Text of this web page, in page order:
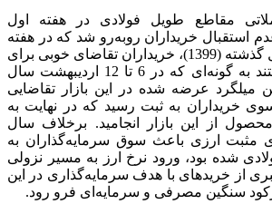
مقاطع طویل فولادی در هفته اول
استقبال خریداران روبه‌رو شد که در هفته
ابتدایی اردیبهشت سال گذشته (1399)، خریداران تقاضای خوبی برای
خرید از این بازار داشتند به گونه‌ای که در 6 تا 12 اردیبهشت سال
61 هزار تن میلگرد عرضه شده در این بازار تقاضایی
تن از سوی خریداران به ثبت رسید که در نهایت به
تن محصول از این بازار انجامید. برخلاف سال
مثبت ارزی باعث سوق سرمایه‌گذاران به
شده بود، ورود نرخ ارز به مسیر نزولی
از خریدهای با هدف سرمایه‌گذاری در این
رکود سنگین مصرفی و سرمایه‌ای فرو رود.